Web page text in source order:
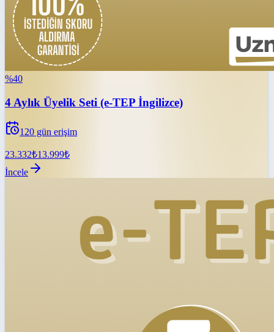
%40
4 Aylık Üyelik Seti (e-TEP İngilizce)
120 gün erişim
23.332₺13.999₺
İncele